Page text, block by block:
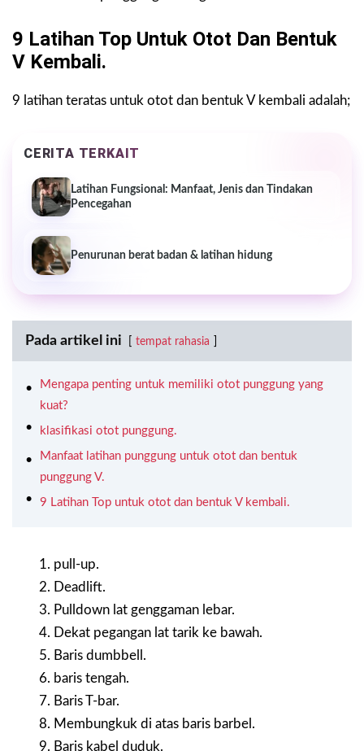
9 Latihan Top Untuk Otot Dan Bentuk
V Kembali.
9 latihan teratas untuk otot dan bentuk V kembali adalah;
CERITA TERKAIT
Latihan Fungsional: Manfaat, Jenis dan Tindakan
Pencegahan
Penurunan berat badan & latihan hidung
Pada artikel ini tempat rahasia
Mengapa penting untuk memiliki otot punggung yang
kuat?
klasifikasi otot punggung.
Manfaat latihan punggung untuk otot dan bentuk
punggung V.
9 Latihan Top untuk otot dan bentuk V kembali.
pull-up.
Deadlift.
Pulldown lat genggaman lebar.
Dekat pegangan lat tarik ke bawah.
Baris dumbbell.
baris tengah.
Baris T-bar.
Membungkuk di atas baris barbel.
Baris kabel duduk.